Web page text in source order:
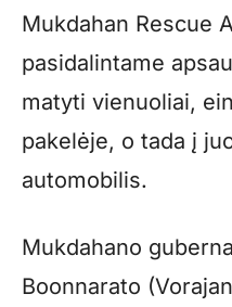
Mukdahan Rescue
pasidalintame
matyti vienuoliai,
pakelėje, o tada į
automobilis.
Mukdahano
Boonnarato